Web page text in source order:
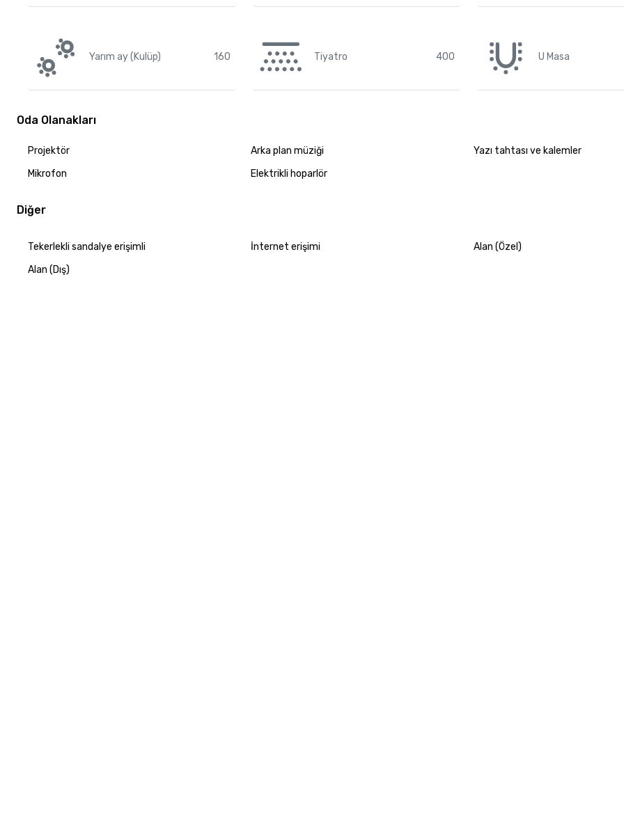
Yarım ay (Kulüp) 160 Tiyatro 400 U Masa
Oda Olanakları
Projektör Arka plan müziği
Yazı tahtası ve kalemler
Mikrofon
Elektrikli hoparlör
Diğer
Tekerlekli sandalye erişimli İnternet erişimi
Alan (Özel)
Alan (Dış)